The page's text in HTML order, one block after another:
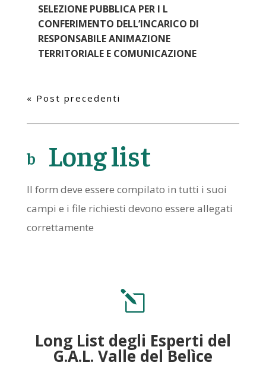
SELEZIONE PUBBLICA PER I L
CONFERIMENTO DELL’INCARICO DI
RESPONSABILE ANIMAZIONE
TERRITORIALE E COMUNICAZIONE
« Post precedenti
b
o
k
ic
Long list
Il form deve essere compilato in tutti i suoi
campi e i file richiesti devono essere allegati
correttamente
l
Long List degli Esperti del
G.A.L. Valle del Belìce